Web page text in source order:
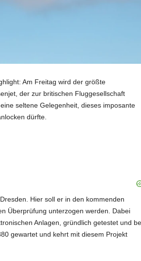
Am Freitag wird der größte
der zur britischen Fluggesellschaft
seltene Gelegenheit, dieses imposante
dürfte.
Hier soll er in den kommenden
Überprüfung unterzogen werden. Dabei
Anlagen, gründlich getestet und
gewartet und kehrt mit diesem Projekt